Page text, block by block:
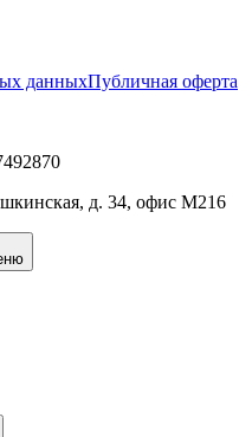
данныхПубличная оферта
д. 34, офис М216